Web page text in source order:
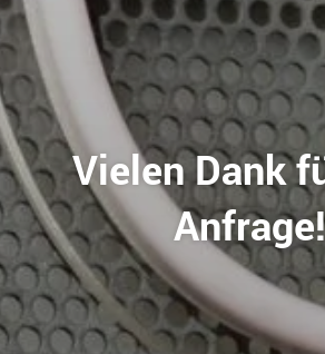
Vielen Dank
Anfrage!